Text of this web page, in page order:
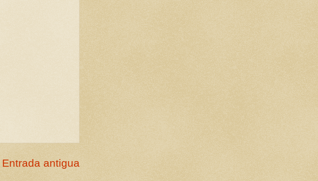
Entrada antigua